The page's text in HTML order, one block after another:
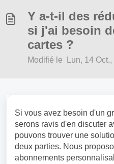
Y a-t-il des
si j'ai besoin
cartes ?
Modifié le Lun, 14 Oct.,
Si vous avez besoin d'un
serons ravis d'en discuter
pouvons trouver une
deux parties. Nous
abonnements